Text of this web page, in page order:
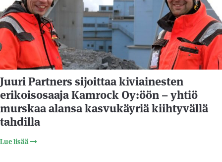
Juuri Partners sijoittaa kiviainesten
erikoisosaaja Kamrock Oy:öön – yhtiö
murskaa alansa kasvukäyriä kiihtyvällä
tahdilla
Lue lisää